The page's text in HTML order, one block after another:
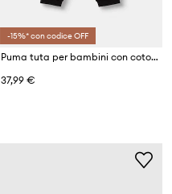
-15%* con codice OFF
Puma tuta per bambini con cotone MINICATS ESS Raglan Crew Se
37,99 €